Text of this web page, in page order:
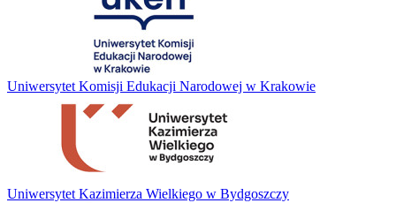
Uniwersytet Komisji Edukacji Narodowej w Krakowie
Uniwersytet Kazimierza Wielkiego w Bydgoszczy